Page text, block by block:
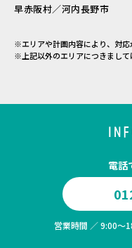
早赤阪村／河内長野市
※エリアや計画内容により、対応
※上記以外のエリアにつきまして
電話
営業時間 ／ 9:00